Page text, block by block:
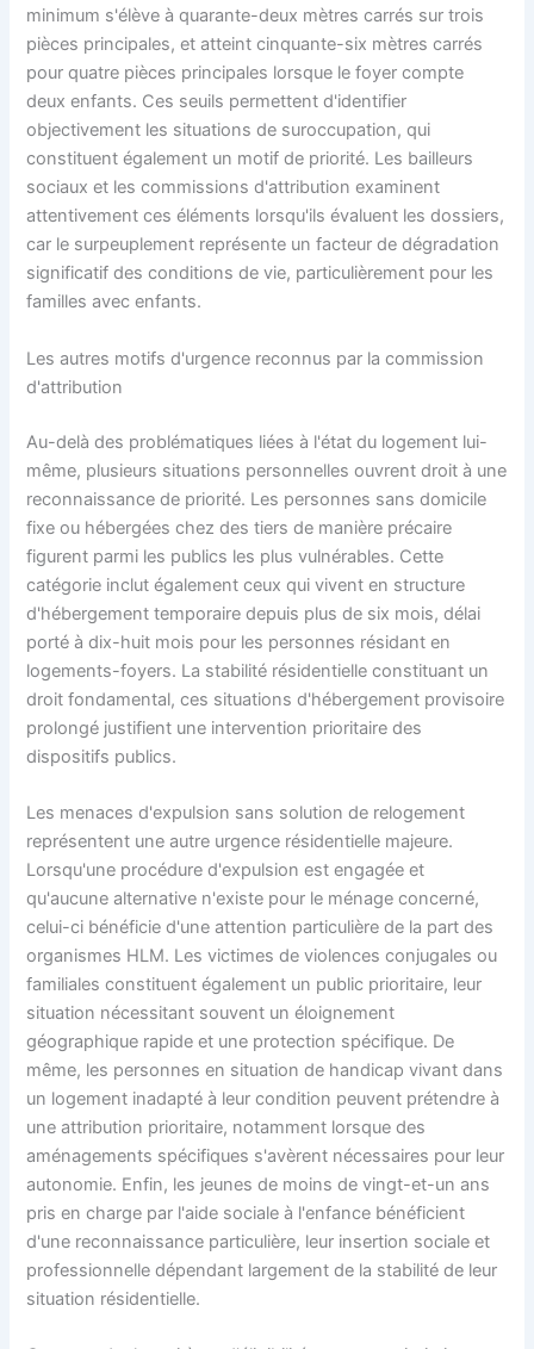
minimum s'élève à quarante-deux mètres carrés sur trois
pièces principales, et atteint cinquante-six mètres carrés
pour quatre pièces principales lorsque le foyer compte
deux enfants. Ces seuils permettent d'identifier
objectivement les situations de suroccupation, qui
constituent également un motif de priorité. Les bailleurs
sociaux et les commissions d'attribution examinent
attentivement ces éléments lorsqu'ils évaluent les dossiers,
car le surpeuplement représente un facteur de dégradation
significatif des conditions de vie, particulièrement pour les
familles avec enfants.
Les autres motifs d'urgence reconnus par la commission
d'attribution
Au-delà des problématiques liées à l'état du logement lui-
même, plusieurs situations personnelles ouvrent droit à une
reconnaissance de priorité. Les personnes sans domicile
fixe ou hébergées chez des tiers de manière précaire
figurent parmi les publics les plus vulnérables. Cette
catégorie inclut également ceux qui vivent en structure
d'hébergement temporaire depuis plus de six mois, délai
porté à dix-huit mois pour les personnes résidant en
logements-foyers. La stabilité résidentielle constituant un
droit fondamental, ces situations d'hébergement provisoire
prolongé justifient une intervention prioritaire des
dispositifs publics.
Les menaces d'expulsion sans solution de relogement
représentent une autre urgence résidentielle majeure.
Lorsqu'une procédure d'expulsion est engagée et
qu'aucune alternative n'existe pour le ménage concerné,
celui-ci bénéficie d'une attention particulière de la part des
organismes HLM. Les victimes de violences conjugales ou
familiales constituent également un public prioritaire, leur
situation nécessitant souvent un éloignement
géographique rapide et une protection spécifique. De
même, les personnes en situation de handicap vivant dans
un logement inadapté à leur condition peuvent prétendre à
une attribution prioritaire, notamment lorsque des
aménagements spécifiques s'avèrent nécessaires pour leur
autonomie. Enfin, les jeunes de moins de vingt-et-un ans
pris en charge par l'aide sociale à l'enfance bénéficient
d'une reconnaissance particulière, leur insertion sociale et
professionnelle dépendant largement de la stabilité de leur
situation résidentielle.